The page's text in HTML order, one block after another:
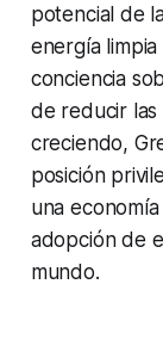
potencial de
energía
conciencia
de reducir las
creciendo,
posición
una
adopción de
mundo.